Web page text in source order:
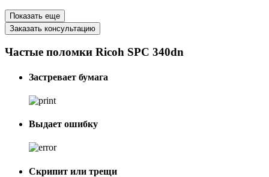
Показать еще
Заказать консультацию
Частые поломки Ricoh SPC 340dn
Застревает бумага
Выдает ошибку
Скрипит или трещи